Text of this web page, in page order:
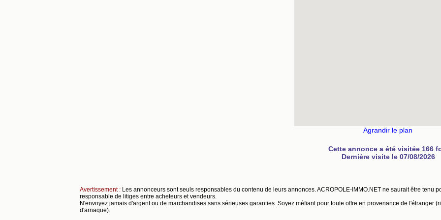
Agrandir le plan
Cette annonce a été visitée 166
Dernière visite le 07/08/2026
Avertissement : Les annonceurs sont seuls responsables du contenu de leurs annonces. ACROPOLE-IMMO.NET ne saurait être tenu
responsable de litiges entre acheteurs et vendeurs.
N'envoyez jamais d'argent ou de marchandises sans sérieuses garanties. Soyez méfiant pour toute offre en provenance de l'étranger
d'arnaque).